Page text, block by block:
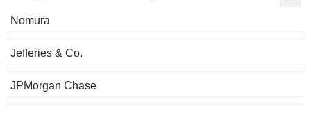
Nomura
Jefferies & Co.
JPMorgan Chase